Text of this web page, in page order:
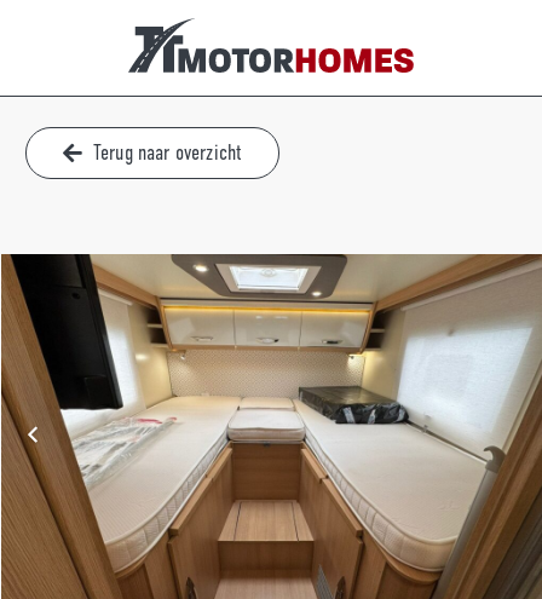
Terug naar overzicht